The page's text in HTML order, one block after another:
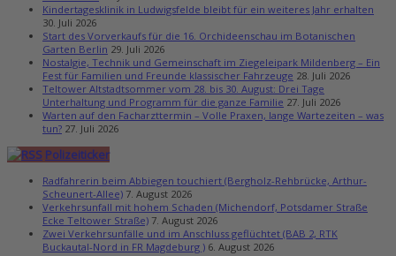
Kindertagesklinik in Ludwigsfelde bleibt für ein weiteres Jahr erhalten
30. Juli 2026
Start des Vorverkaufs für die 16. Orchideenschau im Botanischen
Garten Berlin 29. Juli 2026
Nostalgie, Technik und Gemeinschaft im Ziegeleipark Mildenberg – Ein
Fest für Familien und Freunde klassischer Fahrzeuge 28. Juli 2026
Teltower Altstadtsommer vom 28. bis 30. August: Drei Tage
Unterhaltung und Programm für die ganze Familie 27. Juli 2026
Warten auf den Facharzttermin – Volle Praxen, lange Wartezeiten – was
tun? 27. Juli 2026
Polizeiticker
Radfahrerin beim Abbiegen touchiert (Bergholz-Rehbrücke, Arthur-
Scheunert-Allee) 7. August 2026
Verkehrsunfall mit hohem Schaden (Michendorf, Potsdamer Straße
Ecke Teltower Straße) 7. August 2026
Zwei Verkehrsunfälle und im Anschluss geflüchtet (BAB 2, RTK
Buckautal-Nord in FR Magdeburg ) 6. August 2026